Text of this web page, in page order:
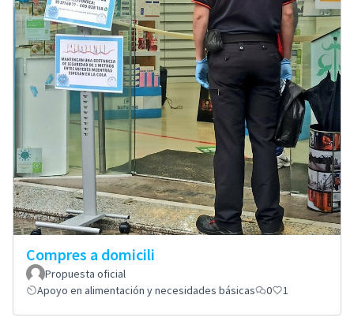
Compres a domicili
Propuesta oficial
Apoyo en alimentación y necesidades básicas
0 1